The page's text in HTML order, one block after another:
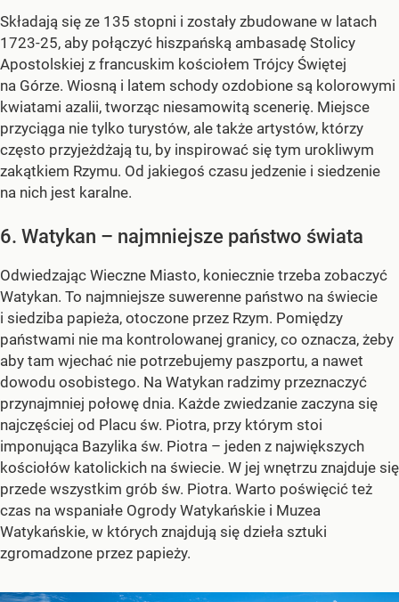
Składają się ze 135 stopni i zostały zbudowane w latach
1723-25, aby połączyć hiszpańską ambasadę Stolicy
Apostolskiej z francuskim kościołem Trójcy Świętej
na Górze. Wiosną i latem schody ozdobione są kolorowymi
kwiatami azalii, tworząc niesamowitą scenerię. Miejsce
przyciąga nie tylko turystów, ale także artystów, którzy
często przyjeżdżają tu, by inspirować się tym urokliwym
zakątkiem Rzymu. Od jakiegoś czasu jedzenie i siedzenie
na nich jest karalne.
6. Watykan – najmniejsze państwo świata
Odwiedzając Wieczne Miasto, koniecznie trzeba zobaczyć
Watykan. To najmniejsze suwerenne państwo na świecie
i siedziba papieża, otoczone przez Rzym. Pomiędzy
państwami nie ma kontrolowanej granicy, co oznacza, żeby
aby tam wjechać nie potrzebujemy paszportu, a nawet
dowodu osobistego. Na Watykan radzimy przeznaczyć
przynajmniej połowę dnia. Każde zwiedzanie zaczyna się
najczęściej od Placu św. Piotra, przy którym stoi
imponująca Bazylika św. Piotra – jeden z największych
kościołów katolickich na świecie. W jej wnętrzu znajduje się
przede wszystkim grób św. Piotra. Warto poświęcić też
czas na wspaniałe Ogrody Watykańskie i Muzea
Watykańskie, w których znajdują się dzieła sztuki
zgromadzone przez papieży.